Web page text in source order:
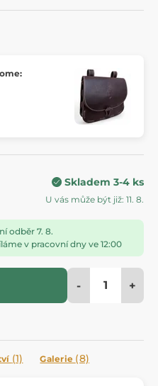
Skladem 3-4 ks
U vás může být již: 11. 8.
odběr 7. 8.
v pracovní dny ve 12:00
- +
(1) Galerie (8)